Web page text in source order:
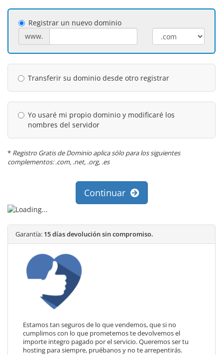
Registrar un nuevo dominio
www.
Transferir su dominio desde otro registrar
Yo usaré mi propio dominio y modificaré los
nombres del servidor
* Registro Gratis de Dominio aplica sólo para los siguientes
complementos: .com, .net, .org, .es
Continuar
Garantía: 15 días devolución sin compromiso.
Estamos tan seguros de lo que vendemos, que si no
cumplimos con lo que prometemos te devolvemos el
importe integro pagado por el servicio. Queremos ser tu
hosting para siempre, pruébanos y no te arrepentirás.